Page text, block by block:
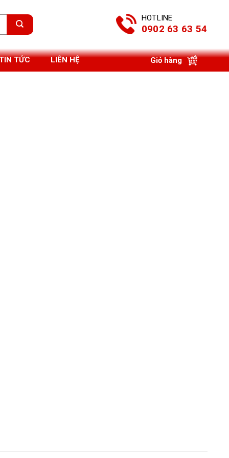
HOTLINE
0902 63 63 54
TỨC LIÊN HỆ Giỏ hàng